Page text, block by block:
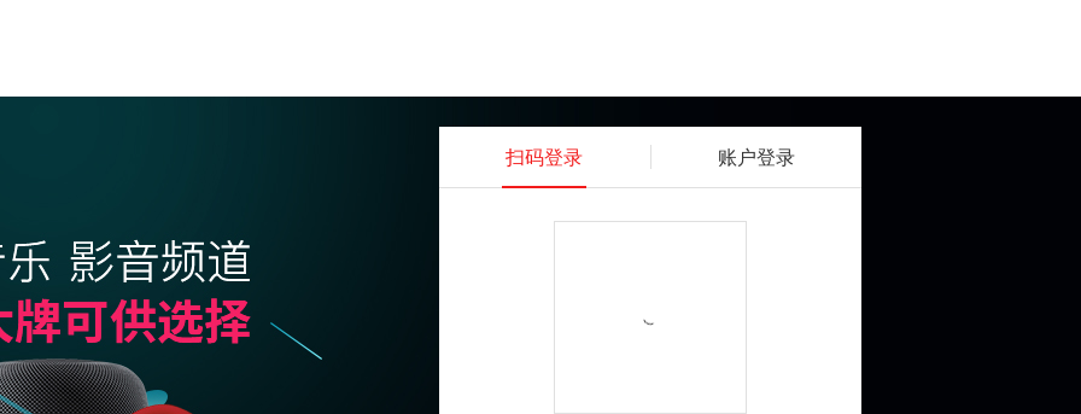
扫码登录 账户登录